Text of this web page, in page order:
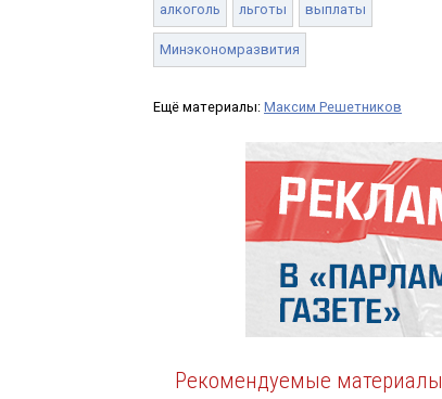
алкоголь льготы выплаты
Минэкономразвития
Ещё материалы: Максим Решетников
Рекомендуемые материалы